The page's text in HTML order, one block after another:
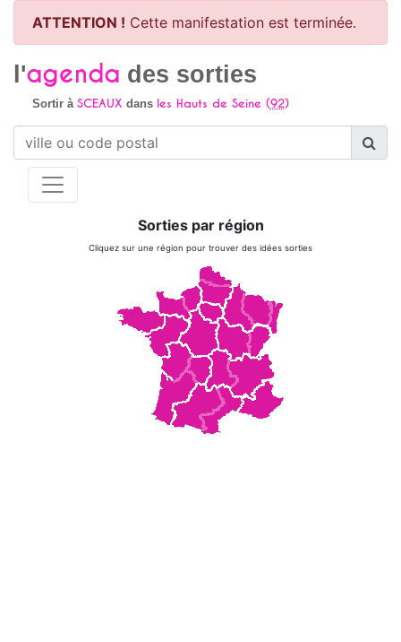
ATTENTION ! Cette manifestation est terminée.
l'agenda des sorties
Sortir à SCEAUX dans les Hauts de Seine (92)
Sorties par région
Cliquez sur une région pour trouver des idées sorties